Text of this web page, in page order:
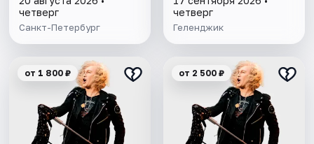
четверг
Санкт-Петербург
четверг
Геленджик
от 1 800 ₽ от 2 500 ₽